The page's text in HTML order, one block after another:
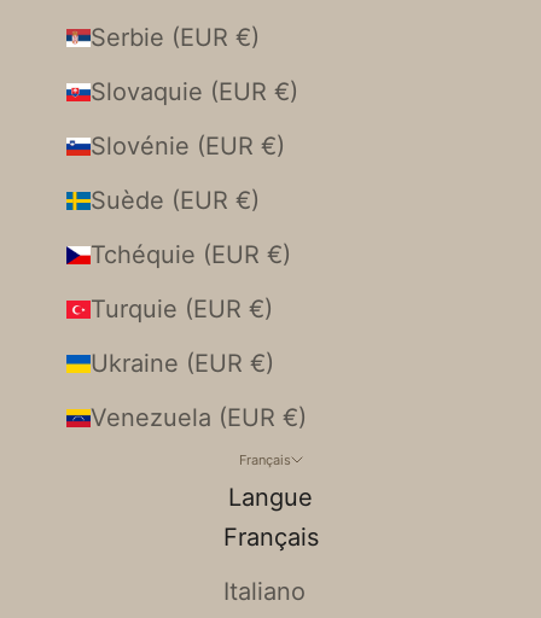
Serbie (EUR €)
Slovaquie (EUR €)
Slovénie (EUR €)
Suède (EUR €)
Tchéquie (EUR €)
Turquie (EUR €)
Ukraine (EUR €)
Venezuela (EUR €)
Français
Langue
Français
Italiano